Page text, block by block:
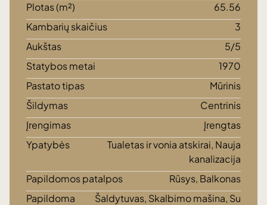
Plotas (m²)
65.56
Kambarių skaičius
3
Aukštas
5/5
Statybos metai
1970
Pastato tipas
Mūrinis
Šildymas
Centrinis
Įrengimas
Įrengtas
Ypatybės
Tualetas ir vonia atskirai, Nauja
kanalizacija
Papildomos patalpos
Rūsys, Balkonas
Papildoma
Šaldytuvas, Skalbimo mašina, Su